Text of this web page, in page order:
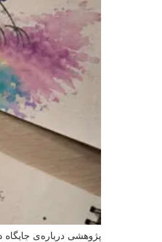
پژوهشی درباره‌ی جایگاه